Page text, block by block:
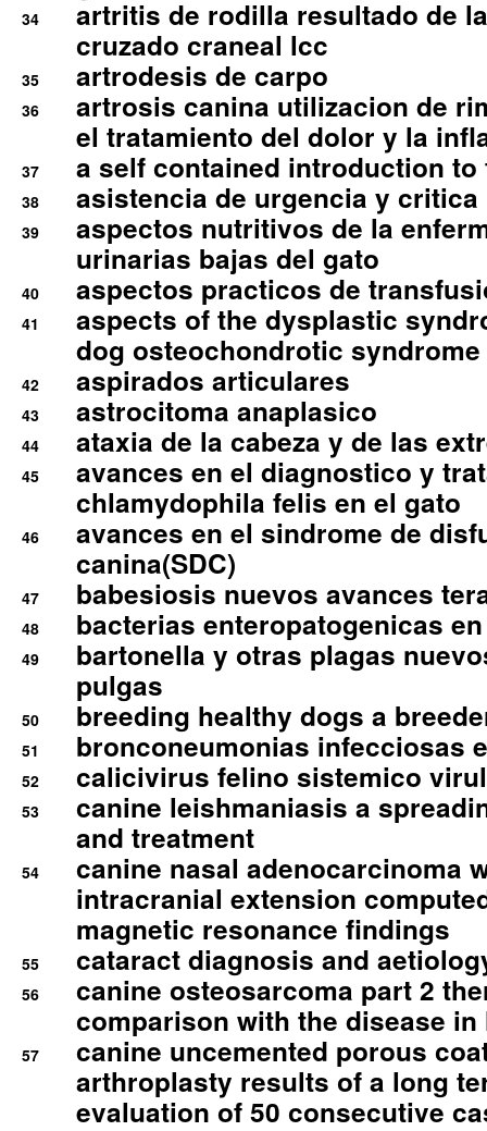
34
artritis de rodilla resultado de
cruzado craneal lcc
35 artrodesis de carpo
36
artrosis canina utilizacion de
el tratamiento del dolor y la
37 a self contained introduction
38 asistencia de urgencia y
39
aspectos nutritivos de la
urinarias bajas del gato
40 aspectos practicos de
41
aspects of the dysplastic
dog osteochondrotic syndrome
42 aspirados articulares
43 astrocitoma anaplasico
44 ataxia de la cabeza y de las
45
avances en el diagnostico y
chlamydophila felis en el gato
46
avances en el sindrome de
canina(SDC)
47 babesiosis nuevos avances
48 bacterias enteropatogenicas
49
bartonella y otras plagas
pulgas
50 breeding healthy dogs a
51 bronconeumonias infecciosas
52 calicivirus felino sistemico
53
canine leishmaniasis a
and treatment
54
canine nasal adenocarcinoma
intracranial extension
magnetic resonance findings
55 cataract diagnosis and
56
canine osteosarcoma part 2
comparison with the disease in
57
canine uncemented porous
arthroplasty results of a long
evaluation of 50 consecutive